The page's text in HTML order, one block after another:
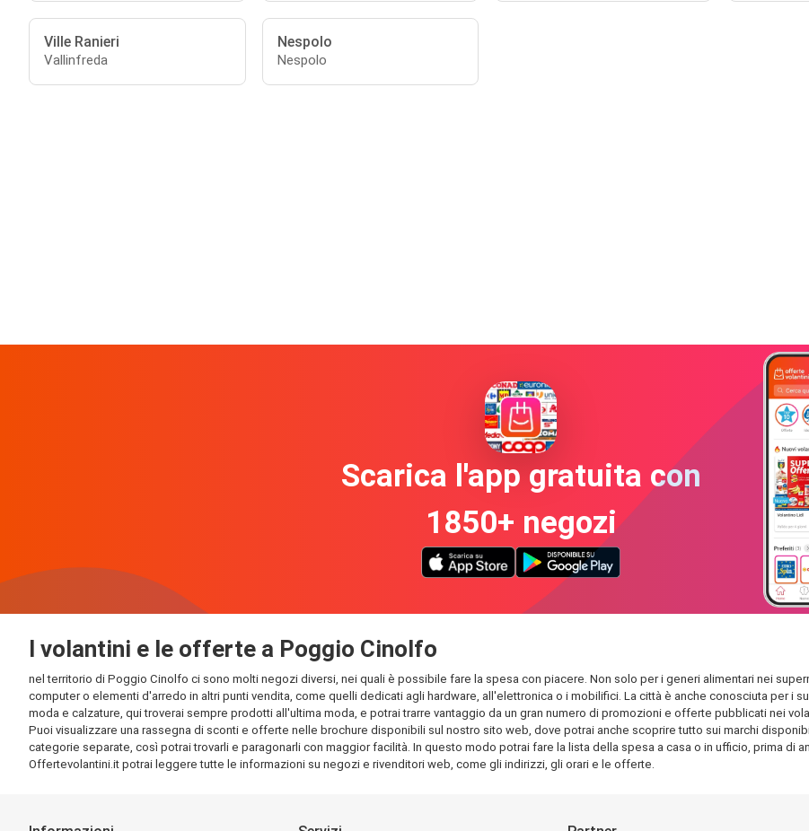
Ville Ranieri
Vallinfreda
Nespolo
Nespolo
Scarica l'app gratuita con
1850+ negozi
I volantini e le offerte a Poggio Cinolfo
nel territorio di Poggio Cinolfo ci sono molti negozi diversi, nei quali è possibile fare la spesa con piacere. Non solo per i generi alimentari nei
computer o elementi d'arredo in altri punti vendita, come quelli dedicati agli hardware, all'elettronica o i mobilifici. La città è anche conosciuta per i
moda e calzature, qui troverai sempre prodotti all'ultima moda, e potrai trarre vantaggio da un gran numero di promozioni e offerte pubblicati nei
Puoi visualizzare una rassegna di sconti e offerte nelle brochure disponibili sul nostro sito web, dove potrai anche scoprire tutto sui marchi
categorie separate, così potrai trovarli e paragonarli con maggior facilità. In questo modo potrai fare la lista della spesa a casa o in ufficio, prima di
Offertevolantini.it potrai leggere tutte le informazioni su negozi e rivenditori web, come gli indirizzi, gli orari e le offerte.